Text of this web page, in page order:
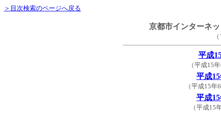
＞目次検索のページへ戻る
京都市インターネ
平成
（平成15
平成
（平成15
平成
（平成15